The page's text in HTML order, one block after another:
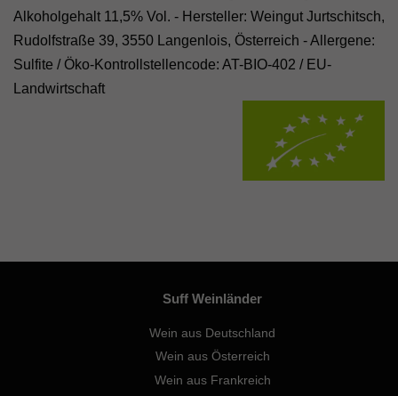
Alkoholgehalt 11,5% Vol. - Hersteller: Weingut Jurtschitsch,
Rudolfstraße 39, 3550 Langenlois, Österreich - Allergene:
Sulfite / Öko-Kontrollstellencode: AT-BIO-402 / EU-
Landwirtschaft
Suff Weinländer
Wein aus Deutschland
Wein aus Österreich
Wein aus Frankreich